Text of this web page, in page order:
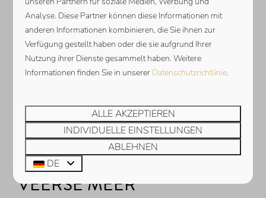
2 Personen
Südterrasse
Holzofen
Komplett eingezäunter Garten
Kamin
ANSEHEN
FASZINATION AUF DEM
VEERSE MEER
Analyse. Diese Partner können diese Informationen mit
anderen Informationen kombinieren, die Sie ihnen zur
Verfügung gestellt haben oder die sie aufgrund Ihrer
Nutzung ihrer Dienste gesammelt haben. Weitere
Informationen finden Sie in unserer Datenschutzrichtlinie.
ALLE AKZEPTIEREN
INDIVIDUELLE EINSTELLUNGEN
ABLEHNEN
DE